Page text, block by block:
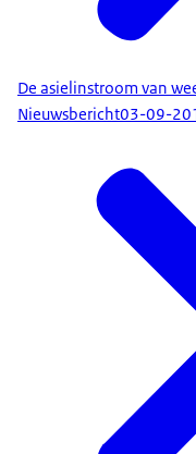
De asielinstroom van
Nieuwsbericht03-09-